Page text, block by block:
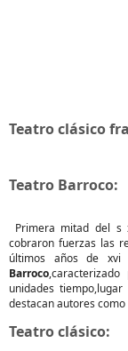
Teatro clásico
Teatro Barroco:
Primera mitad del s
cobraron fuerzas las
últimos años de
Barroco
unidades
destacan autores como
Teatro clásico: